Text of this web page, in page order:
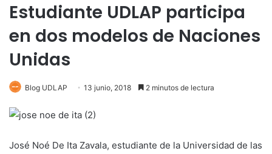
Estudiante UDLAP participa
en dos modelos de Naciones
Unidas
Blog UDLAP 13 junio, 2018 2 minutos de lectura
José Noé De Ita Zavala, estudiante de la Universidad de las